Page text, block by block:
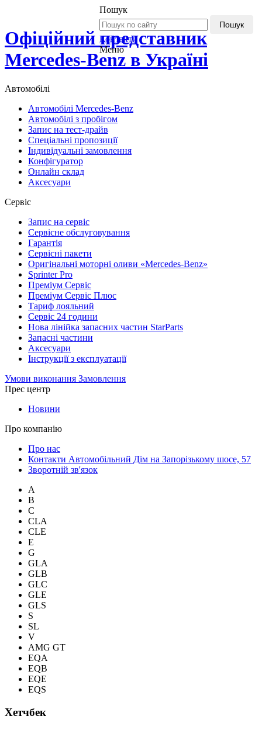
Офіційний представник
Mercedes-Benz в Україні
Пошук
Пошук
Контакти
Меню
Автомобілі
Автомобілі Mercedes-Benz
Автомобілі з пробігом
Запис на тест-драйв
Спеціальні пропозиції
Індивідуальні замовлення
Конфігуратор
Онлайн склад
Аксесуари
Сервіс
Запис на сервіс
Сервісне обслуговування
Гарантія
Сервісні пакети
Оригінальні моторні оливи «Mercedes-Benz»
Sprinter Pro
Преміум Сервіс
Преміум Сервіс Плюс
Тариф лояльний
Сервіс 24 години
Нова лінійка запасних частин StarParts
Запасні частини
Аксесуари
Інструкції з експлуатації
Умови виконання Замовлення
Прес центр
Новини
Про компанію
Про нас
Контакти Автомобільний Дім на Запорізькому шосе, 57
Зворотній зв'язок
A
B
C
CLA
CLE
E
G
GLA
GLB
GLC
GLE
GLS
S
SL
V
AMG GT
EQA
EQB
EQE
EQS
Хетчбек